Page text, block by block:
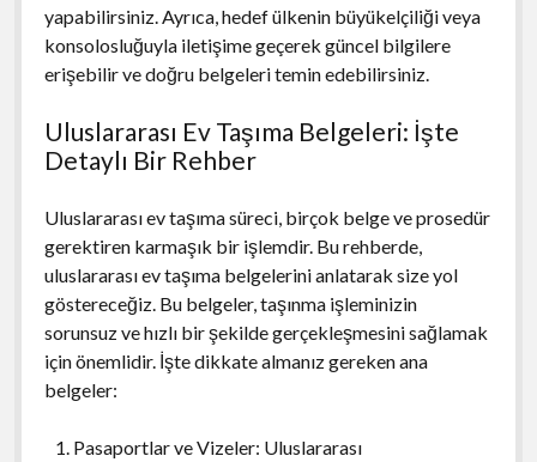
yapabilirsiniz. Ayrıca, hedef ülkenin büyükelçiliği veya
konsolosluğuyla iletişime geçerek güncel bilgilere
erişebilir ve doğru belgeleri temin edebilirsiniz.
Uluslararası Ev Taşıma Belgeleri: İşte
Detaylı Bir Rehber
Uluslararası ev taşıma süreci, birçok belge ve prosedür
gerektiren karmaşık bir işlemdir. Bu rehberde,
uluslararası ev taşıma belgelerini anlatarak size yol
göstereceğiz. Bu belgeler, taşınma işleminizin
sorunsuz ve hızlı bir şekilde gerçekleşmesini sağlamak
için önemlidir. İşte dikkate almanız gereken ana
belgeler:
Pasaportlar ve Vizeler: Uluslararası